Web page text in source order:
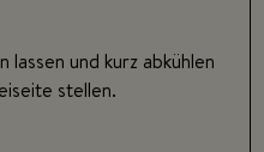
und kurz abkühlen
stellen.